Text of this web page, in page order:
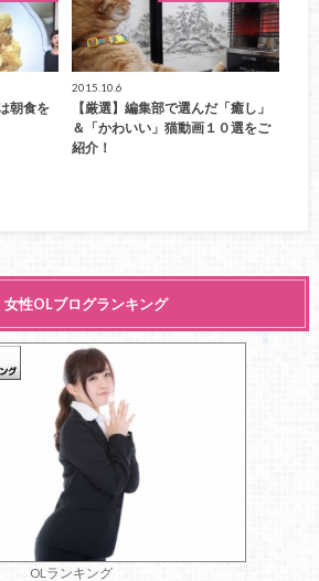
朝食を
2015.10.6
【厳選】編集部で選んだ「癒し」
＆「かわいい」猫動画１０選をご
紹介！
女性OLブログランキング
OLランキング